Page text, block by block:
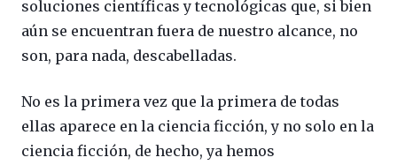
soluciones científicas y tecnológicas que, si bien
aún se encuentran fuera de nuestro alcance, no
son, para nada, descabelladas.
No es la primera vez que la primera de todas
ellas aparece en la ciencia ficción, y no solo en la
ciencia ficción, de hecho, ya hemos